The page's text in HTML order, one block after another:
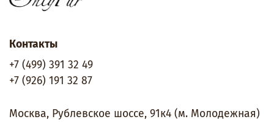
Контакты
+7 (499) 391 32 49
+7 (926) 191 32 87
Москва, Рублевское шоссе, 91к4 (м. Молодежная)